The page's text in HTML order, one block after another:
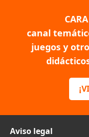
canal
juegos y
Aviso legal